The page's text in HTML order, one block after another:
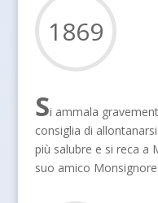
1869
Si ammala
consiglia di
più salubre e si reca a
suo amico